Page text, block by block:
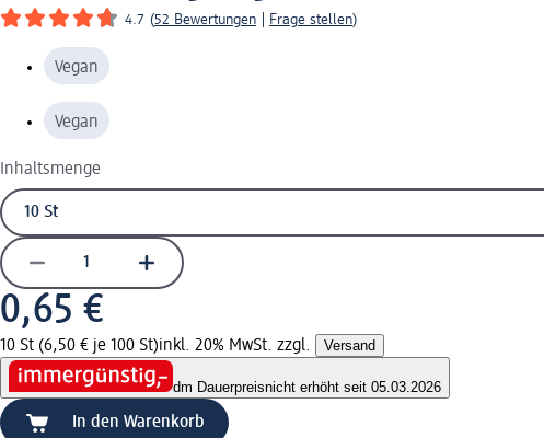
4.7 (52 Bewertungen Frage stellen)
Vegan
Vegan
Inhaltsmenge
0,65 €
10 St (6,50 € je 100 St)inkl. 20% MwSt. zzgl. Versand
dm Dauerpreisnicht erhöht seit 05.03.2026
In den Warenkorb